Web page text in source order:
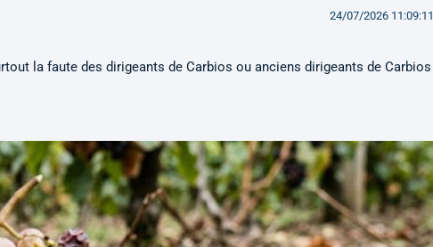
24/07/2026 11:09:11
la faute des dirigeants de Carbios ou anciens dirigeants de Carbios